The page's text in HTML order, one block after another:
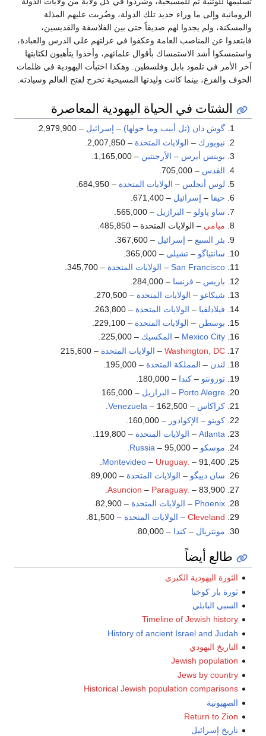
الرومانية وإلى ما وراء حديد تلك الدولة، وضُربت عليهم المذلة
والمسكنة، ولم يجدوا لهم صديقاً حتى بين الفلاسفة والقديسين،
فابتعدوا عن المناصب العامة وعكفوا في عزلتهم على الدرس والعبادة،
واستمسكوا أشد الاستمساك بأقوال علمائهم، وأخذوا يتأهبون لكتابتها
آخر الأمر في تلمود بابل وفلسطين. وهكذا اختبأت اليهودية في ظلمات
الخوف والفزع، بينما كانت وليدتها المسيحية تخرج لفتح العالم وسيادته.
الشتات في الحياة اليهودية المعاصرة
گوش دان (تل أبيب وما حولها) – إسرائيل – 2,979,900.
نيويورك – الولايات المتحدة – 2,007,850.
بوينس أيرس – الأرجنتين – 1,165,000.
القدس – 705,000.
لوس أنجلس – الولايات المتحدة – 684,950.
حيفا – إسرائيل – 671,400.
ساو پاولو – البرازيل – 565,000.
ميامي – الولايات المتحدة – 485,850.
بئر السبع – إسرائيل – 367,600.
سانتياگو – تشيلي – 365,000.
San Francisco
– الولايات المتحدة – 345,700.
باريس – فرنسا – 284,000.
شيكاغو – الولايات المتحدة – 270,500.
فيلادلفيا – الولايات المتحدة – 263,800.
بوسطن – الولايات المتحدة – 229,100.
Mexico City
– المكسيك – 225,000.
Washington, DC
– الولايات المتحدة – 215,600
لندن – المملكة المتحدة – 195,000.
تورونتو – كندا – 180,000.
Porto Alegre
– البرازيل – 165,000
كراكاس –
Venezuela – 162,500.
كويتو – الإكوادور – 160,000.
Atlanta
– الولايات المتحدة – 119,800.
موسكو –
Russia – 95,000.
Montevideo – Uruguay. – 91,400.
سان دييگو – الولايات المتحدة – 89,000.
Asuncion – Paraguay. – 83,900.
Phoenix
– الولايات المتحدة – 82,900.
Cleveland
– الولايات المتحدة – 81,500.
مونتريال – كندا – 80,000.
طالع أيضاً
الثورة اليهودية الكبرى
ثورة بار كوخبا
السبي البابلي
Timeline of Jewish history
History of ancient Israel and Judah
التاريخ اليهودي
Jewish population
Jews by country
Historical Jewish population comparisons
الصهيونية
Return to Zion
تاريخ إسرائيل